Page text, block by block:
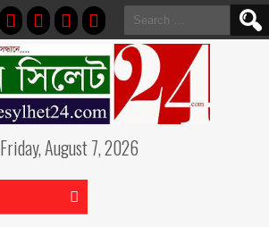
Search
for:
Friday, August 7, 2026